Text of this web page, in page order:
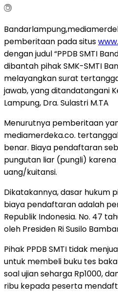
pemberitaan pada situs
dengan judul “PPDB SMTI
dibantah pihak SMK-SMTI
melayangkan surat
jawab, yang ditandatangani
Lampung, Dra. Sulastri M.TA
Menurutnya pemberitaan
mediamerdeka.co.
benar. Biaya pendaftaran
pungutan liar (pungli)
uang/kuitansi.
Dikatakannya, dasar hukum
biaya pendaftaran adalah
Republik Indonesia. No. 47
oleh Presiden Ri Susilo
Pihak PPDB SMTI tidak
untuk membeli buku tes
soal ujian seharga Rp1000,
ribu kepada peserta